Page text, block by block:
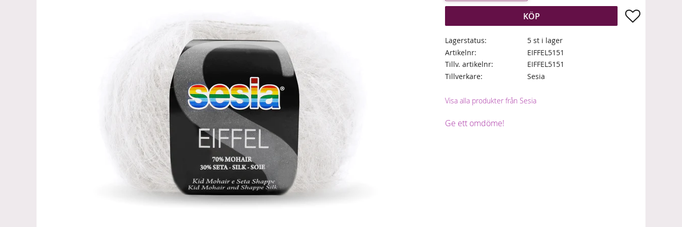
KÖP Lägg till i
Lagerstatus
5 st i lager
Artikelnr
EIFFEL5151
Tillv. artikelnr
EIFFEL5151
Tillverkare
Sesia
Visa alla produkter från Sesia
Ge ett omdöme!